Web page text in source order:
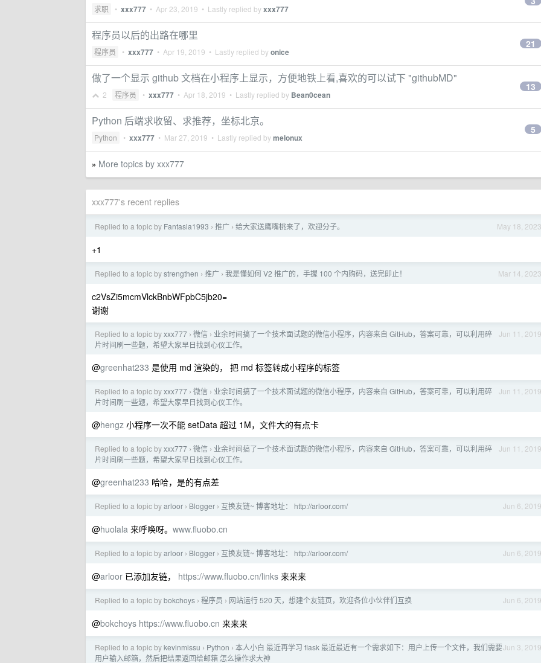
求职 • xxx777 • Apr 23, 2019 • Lastly replied byxxx777
程序员以后的出路在哪里
程序员 • xxx777 • Apr 19, 2019 • Lastly replied byonice
21
做了一个显示 github 文档在小程序上显示，方便地铁上看,喜欢的可以试下 "githubMD"
2 程序员 • xxx777 • Apr 18, 2019 • Lastly replied by Bean0cean
13
Python 后端求收留、求推荐，坐标北京。
Python • xxx777 • Mar 27, 2019 • Lastly replied bymelonux
5
» More topics by xxx777
xxx777's recent replies
May 18, 2023
Replied to a topic by Fantasia1993 › 推广 › 给大家送鹰嘴桃来了，欢迎分子。
+1
Mar 14, 2023
Replied to a topic bystrengthen › 推广 › 我是懂如何 V2 推广的，手握 100 个内购码，送完即止！
c2VsZi5mcmVlckBnbWFpbC5jb20=
谢谢
Jun 11, 2019
Replied to a topic byxxx777 › 微信 › 业余时间搞了一个技术面试题的微信小程序，内容来自 GitHub，答案可靠，可以利用碎
片时间刷一些题，希望大家早日找到心仪工作。
@greenhat233 是使用 md 渲染的， 把 md 标签转成小程序的标签
Jun 11, 2019
Replied to a topic byxxx777 › 微信 › 业余时间搞了一个技术面试题的微信小程序，内容来自 GitHub，答案可靠，可以利用碎
片时间刷一些题，希望大家早日找到心仪工作。
@hengz 小程序一次不能 setData 超过 1M，文件大的有点卡
Jun 11, 2019
Replied to a topic byxxx777 › 微信 › 业余时间搞了一个技术面试题的微信小程序，内容来自 GitHub，答案可靠，可以利用碎
片时间刷一些题，希望大家早日找到心仪工作。
@greenhat233 哈哈，是的有点差
Jun 6, 2019
Replied to a topic byarloor › Blogger › 互换友链~ 博客地址： http://arloor.com/
@huolala 来呼唤呀。 www.fluobo.cn
Jun 6, 2019
Replied to a topic byarloor › Blogger › 互换友链~ 博客地址： http://arloor.com/
@arloor 已添加友链， https://www.fluobo.cn/links 来来来
Jun 6, 2019
Replied to a topic bybokchoys › 程序员 › 网站运行 520 天，想建个友链页，欢迎各位小伙伴们互换
@bokchoys https://www.fluobo.cn 来来来
Jun 3, 2019
Replied to a topic bykevinmissu › Python › 本人小白 最近再学习 flask 最近最近有一个需求如下：用户上传一个文件，我们需要
用户输入邮箱，然后把结果返回给邮箱 怎么操作求大神